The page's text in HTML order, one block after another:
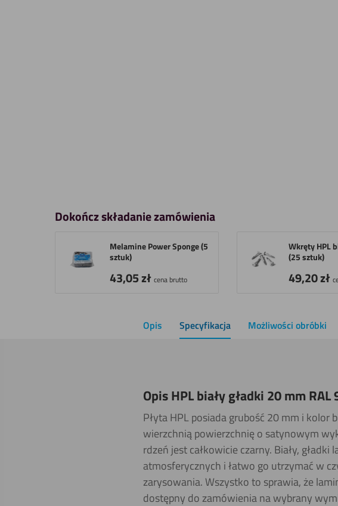
Dokończ składanie zamówienia
Melamine Power Sponge (5
sztuk)
43,05zł cena brutto
Wkręty HPL
(25 sztuk)
49,20zł
Opis Specyfikacja Możliwości obróbki
Opis HPL biały gładki 20 mm RAL
Płyta HPL posiada grubość 20 mm i kolor
wierzchnią powierzchnię o satynowym
rdzeń jest całkowicie czarny. Biały,
atmosferycznych i łatwo go utrzymać w
zarysowania. Wszystko to sprawia, że
dostępny do zamówienia na wybrany